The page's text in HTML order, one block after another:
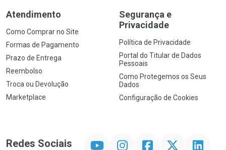
Atendimento
Como Comprar no Site
Formas de Pagamento
Prazo de Entrega
Reembolso
Troca ou Devolução
Marketplace
Segurança e
Privacidade
Política de Privacidade
Portal do Titular de Dados
Pessoais
Como Protegemos os Seus
Dados
Configuração de Cookies
Redes Sociais InstagramFacebookTwitter Linkedin